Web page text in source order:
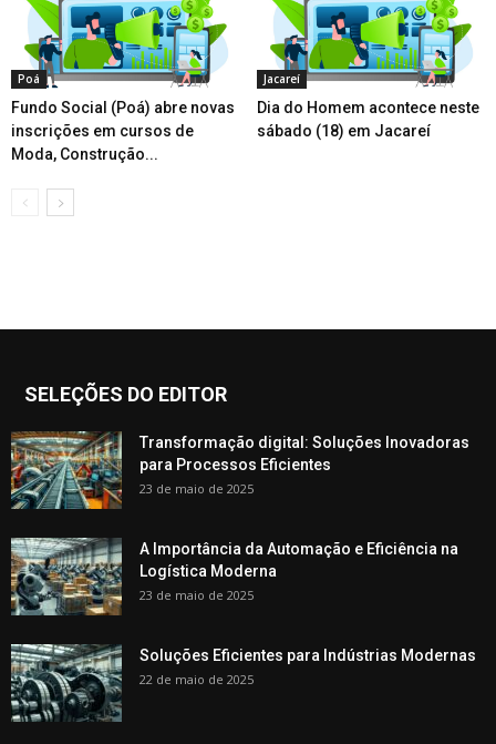
Poá
Fundo Social (Poá) abre novas
inscrições em cursos de
Moda, Construção...
Jacareí
Dia do Homem acontece neste
sábado (18) em Jacareí
SELEÇÕES DO EDITOR
Transformação digital: Soluções Inovadoras
para Processos Eficientes
23 de maio de 2025
A Importância da Automação e Eficiência na
Logística Moderna
23 de maio de 2025
Soluções Eficientes para Indústrias Modernas
22 de maio de 2025